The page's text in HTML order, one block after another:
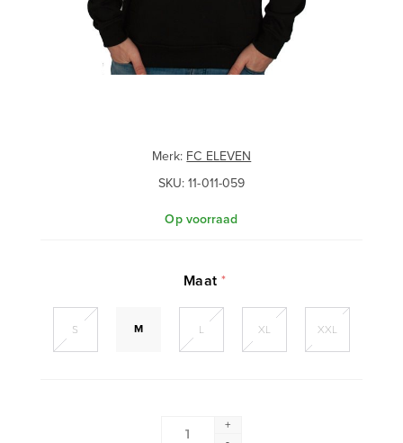
Merk: FC ELEVEN
SKU: 11-011-059
Op voorraad
Maat*
S M L XL XXL
+